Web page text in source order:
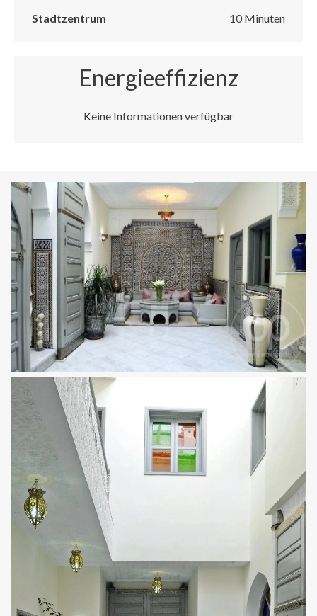
Stadtzentrum
10 Minuten
Energieeffizienz
Keine Informationen verfügbar